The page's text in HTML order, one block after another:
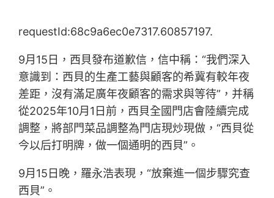
requestId:68c9a6ec0e7317.60857197.
9月15日，西貝發布道歉信，信中稱：“我們深入
意識到：西貝的生產工藝與顧客的希冀有較年夜
差距，沒有滿足廣年夜顧客的需求與等待”，并稱
從2025年10月1日前，西貝全國門店會陸續完成
調整，將部門菜品調整為門店現炒現做，“西貝從
今以后打明牌，做一個通明的西貝”。
9月15日晚，羅永浩表現，“放棄進一個步驟究查
西貝”。